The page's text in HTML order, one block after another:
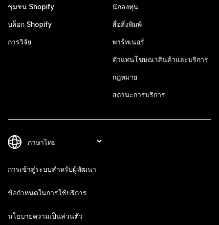
ชุมชน Shopify
บล็อก Shopify
การวิจัย
นักลงทุน
สื่อสิ่งพิมพ์
พาร์ทเนอร์
ตัวแทนโฆษณาสินค้าและบริการ
กฎหมาย
สถานะการบริการ
การเข้าสู่ระบบสำหรับผู้พัฒนา
ข้อกำหนดในการใช้บริการ
นโยบายความเป็นส่วนตัว